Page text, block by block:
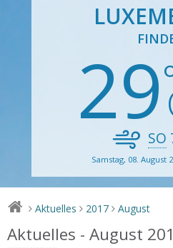
29SO
Samstag, 08. August
> Aktuelles > 2017 > August
Aktuelles - August